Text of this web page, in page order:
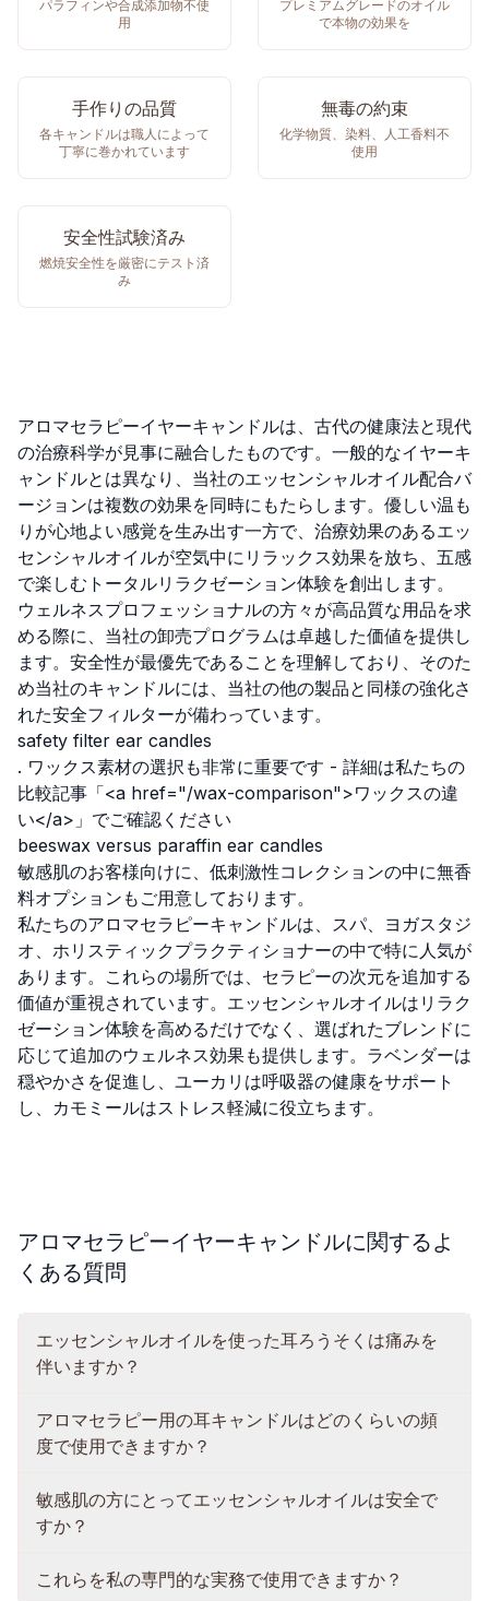
パラフィンや合成添加物不使
用
プレミアムグレードのオイル
で本物の効果を
手作りの品質
各キャンドルは職人によって
丁寧に巻かれています
無毒の約束
化学物質、染料、人工香料不
使用
安全性試験済み
燃焼安全性を厳密にテスト済
み
アロマセラピーイヤーキャンドルは、古代の健康法と現代
の治療科学が見事に融合したものです。一般的なイヤーキ
ャンドルとは異なり、当社のエッセンシャルオイル配合バ
ージョンは複数の効果を同時にもたらします。優しい温も
りが心地よい感覚を生み出す一方で、治療効果のあるエッ
センシャルオイルが空気中にリラックス効果を放ち、五感
で楽しむトータルリラクゼーション体験を創出します。
ウェルネスプロフェッショナルの方々が高品質な用品を求
める際に、当社の卸売プログラムは卓越した価値を提供し
ます。安全性が最優先であることを理解しており、そのた
め当社のキャンドルには、当社の他の製品と同様の強化さ
れた安全フィルターが備わっています。
safety filter ear candles
. ワックス素材の選択も非常に重要です - 詳細は私たちの
比較記事「<a href="/wax-comparison">ワックスの違
い</a>」でご確認ください
beeswax versus paraffin ear candles
敏感肌のお客様向けに、低刺激性コレクションの中に無香
料オプションもご用意しております。
私たちのアロマセラピーキャンドルは、スパ、ヨガスタジ
オ、ホリスティックプラクティショナーの中で特に人気が
あります。これらの場所では、セラピーの次元を追加する
価値が重視されています。エッセンシャルオイルはリラク
ゼーション体験を高めるだけでなく、選ばれたブレンドに
応じて追加のウェルネス効果も提供します。ラベンダーは
穏やかさを促進し、ユーカリは呼吸器の健康をサポート
し、カモミールはストレス軽減に役立ちます。
アロマセラピーイヤーキャンドルに関するよ
くある質問
エッセンシャルオイルを使った耳ろうそくは痛みを
伴いますか？
アロマセラピー用の耳キャンドルはどのくらいの頻
度で使用できますか？
敏感肌の方にとってエッセンシャルオイルは安全で
すか？
これらを私の専門的な実務で使用できますか？